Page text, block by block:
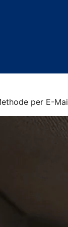
per E-